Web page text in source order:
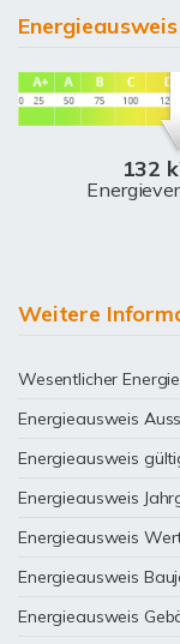
132
Weitere
Wesentlicher
Energieausweis
Energieausweis
Energieausweis
Energieausweis
Energieausweis
Energieausweis